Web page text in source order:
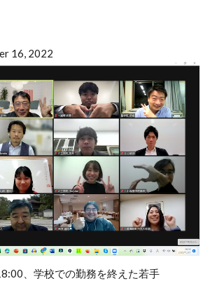
16, 2022
、学校での勤務を終えた若手